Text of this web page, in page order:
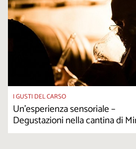
I GUSTI DEL CARSO
Un’esperienza sensoriale –
Degustazioni nella cantina di